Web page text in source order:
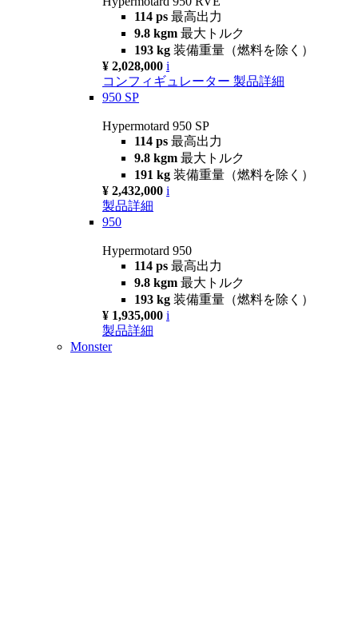
114 ps 最高出力
9.8 kgm 最大トルク
193 kg 装備重量（燃料を除く）
¥ 2,028,000 i
コンフィギュレーター 製品詳細
950 SP
Hypermotard 950 SP
114 ps 最高出力
9.8 kgm 最大トルク
191 kg 装備重量（燃料を除く）
¥ 2,432,000 i
製品詳細
950
Hypermotard 950
114 ps 最高出力
9.8 kgm 最大トルク
193 kg 装備重量（燃料を除く）
¥ 1,935,000 i
製品詳細
Monster